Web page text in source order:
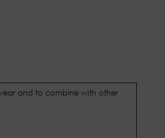
and to combine with other